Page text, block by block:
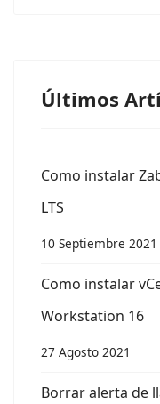
Últimos
Como instalar
LTS
10 Septiembre 2021
Como instalar
Workstation 16
27 Agosto 2021
Borrar alerta de